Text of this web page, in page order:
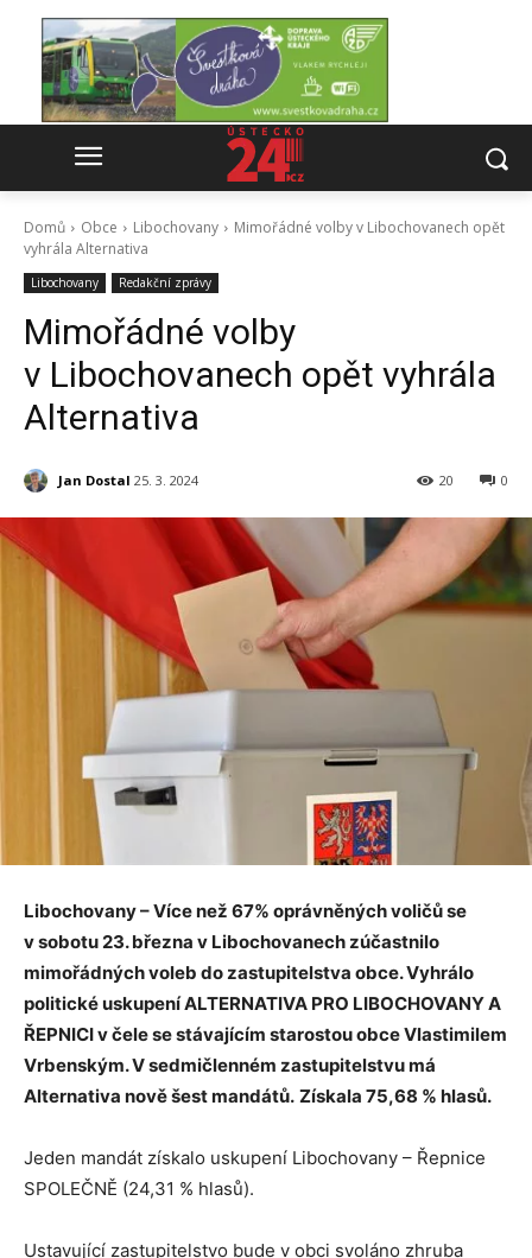
Domů Obce Libochovany
Mimořádné volby v Libochovanech opět
vyhrála Alternativa
Libochovany Redakční zprávy
Mimořádné volby
v Libochovanech opět vyhrála
Alternativa
Jan Dostal 25. 3. 2024 0
20
Libochovany – Více než 67% oprávněných voličů se
v sobotu 23. března v Libochovanech zúčastnilo
mimořádných voleb do zastupitelstva obce. Vyhrálo
politické uskupení ALTERNATIVA PRO LIBOCHOVANY A
ŘEPNICI v čele se stávajícím starostou obce Vlastimilem
Vrbenským. V sedmičlenném zastupitelstvu má
Alternativa nově šest mandátů. Získala 75,68 % hlasů.
Jeden mandát získalo uskupení Libochovany – Řepnice
SPOLEČNĚ (24,31 % hlasů).
Ustavující zastupitelstvo bude v obci svoláno zhruba